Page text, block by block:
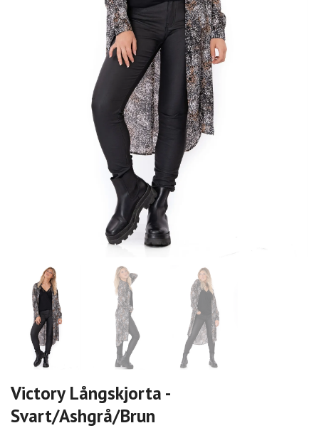
Victory Långskjorta -
Svart/Ashgrå/Brun